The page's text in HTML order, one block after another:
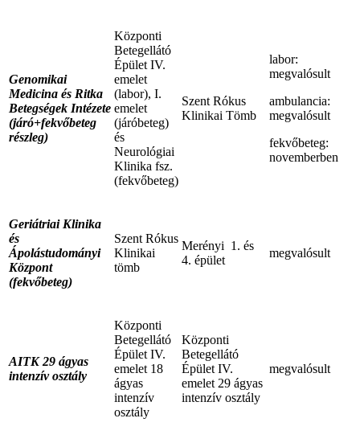
Genomikai
Medicina és Ritka
Betegségek Intézete
(járó+fekvőbeteg
részleg)
Központi
Betegellátó
Épület IV.
emelet
(labor), I.
emelet
(járóbeteg)
és
Neurológiai
Klinika fsz.
(fekvőbeteg)
Szent Rókus
Klinikai Tömb
labor:
megvalósult
ambulancia:
megvalósult
fekvőbeteg:
novemberben
Geriátriai Klinika
és
Ápolástudományi
Központ
(fekvőbeteg)
Szent Rókus
Klinikai
tömb
Merényi 1. és
4. épület
megvalósult
AITK 29 ágyas
intenzív osztály
Központi
Betegellátó
Épület IV.
emelet 18
ágyas
intenzív
osztály
Központi
Betegellátó
Épület IV.
emelet 29 ágyas
intenzív osztály
megvalósult